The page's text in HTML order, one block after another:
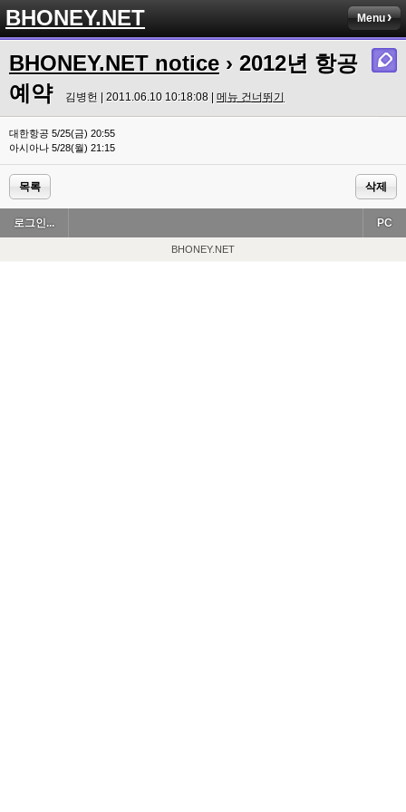
BHONEY.NET Menu
BHONEY.NET notice › 2012년 항공
예약
김병헌 | 2011.06.10 10:18:08 | 메뉴 건너뛰기
대한항공 5/25(금) 20:55
아시아나 5/28(월) 21:15
목록 삭제
로그인... PC
BHONEY.NET